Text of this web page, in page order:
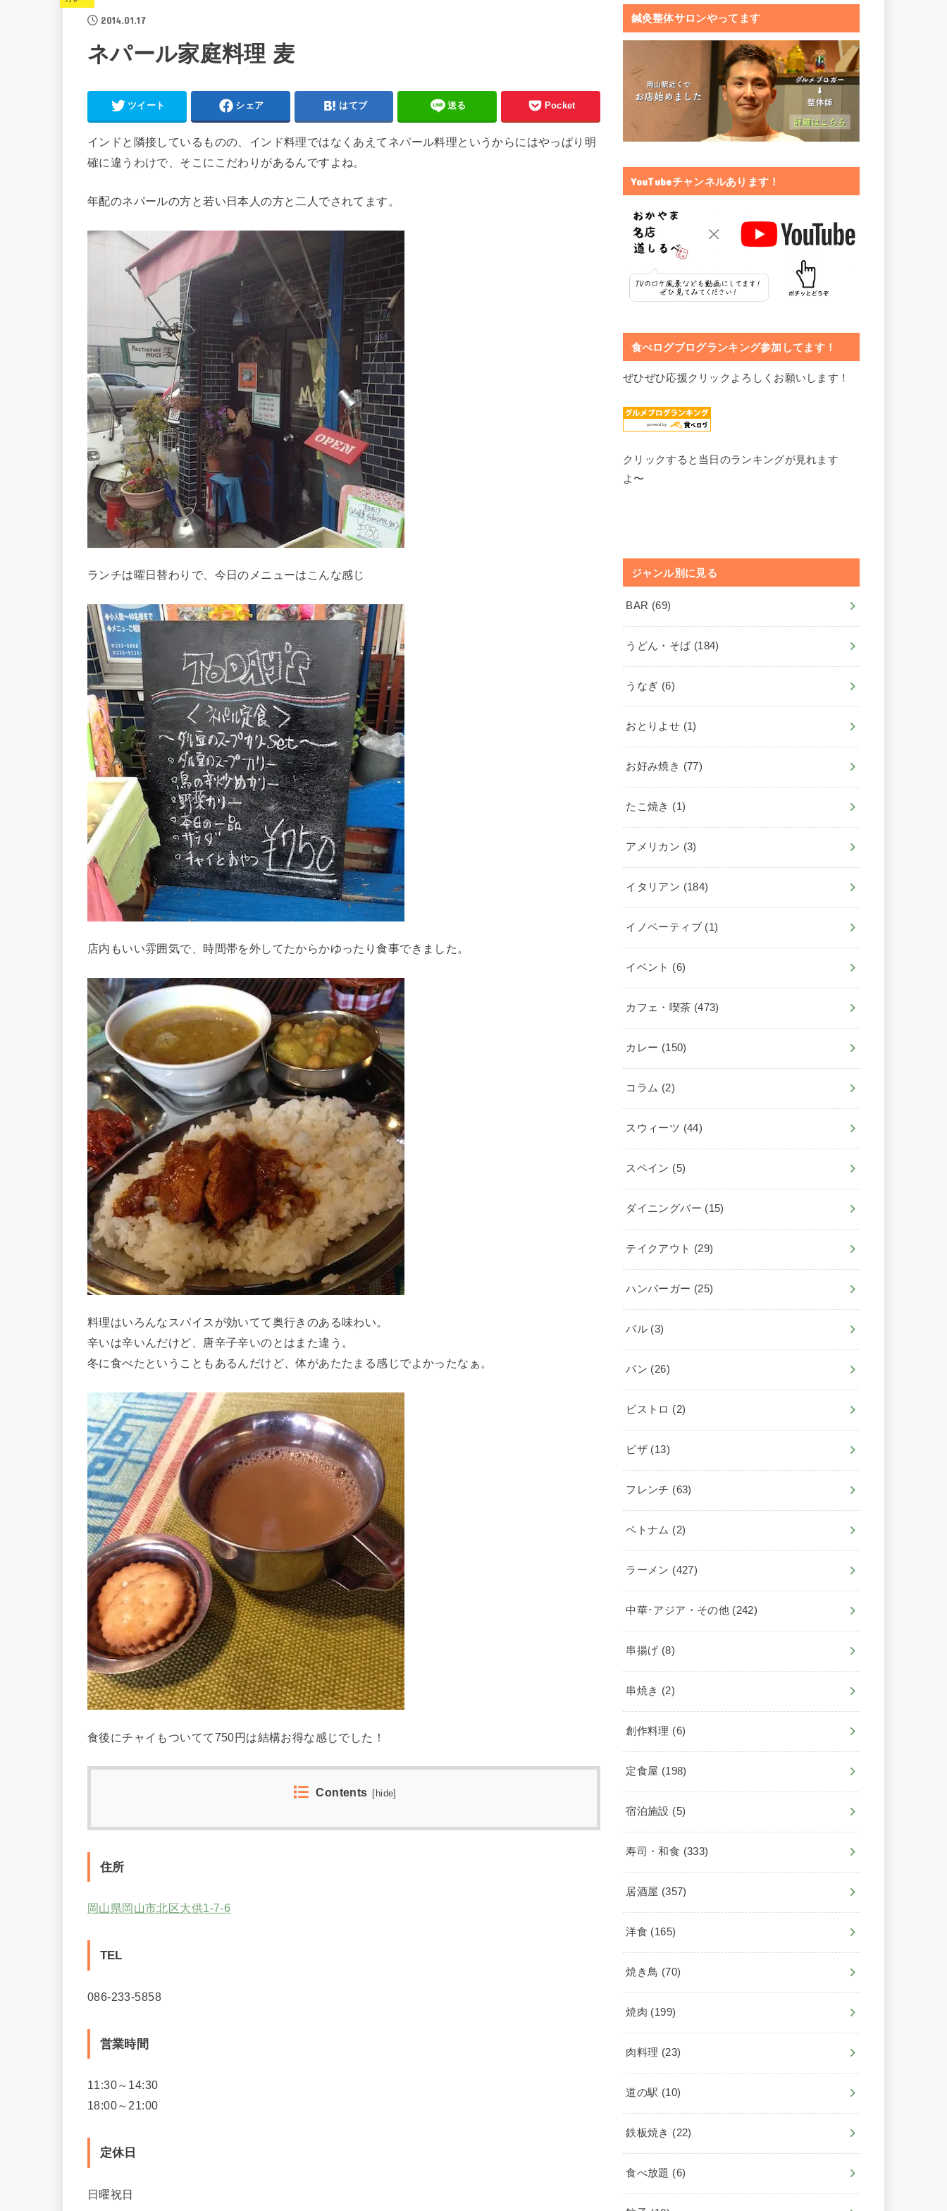
2014.01.17
ネパール家庭料理 麦
ツイート シェア はてブ 送る Pocket
インドと隣接しているものの、インド料理ではなくあえてネパール料理というからにはやっぱり明
確に違うわけで、そこにこだわりがあるんですよね。
年配のネパールの方と若い日本人の方と二人でされてます。
ランチは曜日替わりで、今日のメニューはこんな感じ
店内もいい雰囲気で、時間帯を外してたからかゆったり食事できました。
料理はいろんなスパイスが効いてて奥行きのある味わい。
辛いは辛いんだけど、唐辛子辛いのとはまた違う。
冬に食べたということもあるんだけど、体があたたまる感じでよかったなぁ。
食後にチャイもついてて750円は結構お得な感じでした！
Contents [ hide]
住所
岡山県岡山市北区大供1-7-6
TEL
086-233-5858
営業時間
11:30～14:30
18:00～21:00
定休日
日曜祝日
鍼灸整体サロンやってます
YouTubeチャンネルあります！
食べログブログランキング参加してます！
ぜひぜひ応援クリックよろしくお願いします！
クリックすると当日のランキングが見れます
よ〜
ジャンル別に見る
BAR (69)
うどん・そば (184)
うなぎ (6)
おとりよせ (1)
お好み焼き (77)
たこ焼き (1)
アメリカン (3)
イタリアン (184)
イノベーティブ (1)
イベント (6)
カフェ・喫茶 (473)
カレー (150)
コラム (2)
スウィーツ (44)
スペイン (5)
ダイニングバー (15)
テイクアウト (29)
ハンバーガー (25)
バル (3)
パン (26)
ビストロ (2)
ピザ (13)
フレンチ (63)
ベトナム (2)
ラーメン (427)
中華･アジア・その他 (242)
串揚げ (8)
串焼き (2)
創作料理 (6)
定食屋 (198)
宿泊施設 (5)
寿司・和食 (333)
居酒屋 (357)
洋食 (165)
焼き鳥 (70)
焼肉 (199)
肉料理 (23)
道の駅 (10)
鉄板焼き (22)
食べ放題 (6)